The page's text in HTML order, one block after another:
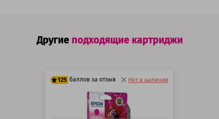
Другие подходящие картриджи
125 баллов за отзыв
100 баллов
Нет в наличии